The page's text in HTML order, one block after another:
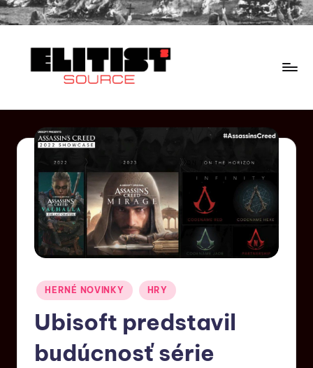
HERNÉ NOVINKY HRY
Ubisoft predstavil
budúcnosť série